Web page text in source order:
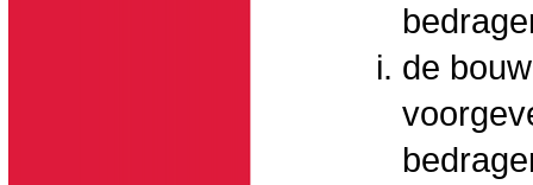
de